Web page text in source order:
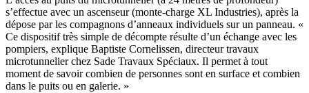
s’effectue avec un ascenseur (monte-charge XL Industries), après la
dépose par les compagnons d’anneaux individuels sur un panneau. «
Ce dispositif très simple de décompte résulte d’un échange avec les
pompiers, explique Baptiste Cornelissen, directeur travaux
microtunnelier chez Sade Travaux Spéciaux. Il permet à tout
moment de savoir combien de personnes sont en surface et combien
dans le puits ou en galerie. »